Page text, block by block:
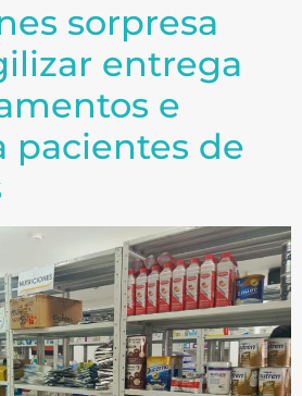
sorpresa
entrega
e
pacientes de